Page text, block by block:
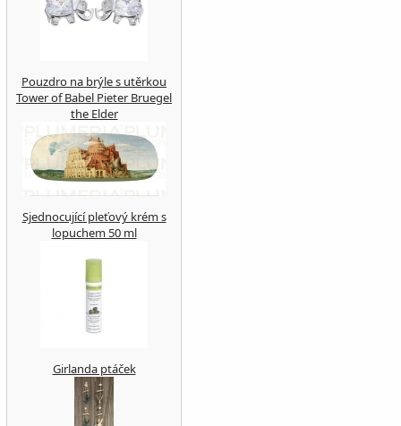
Pouzdro na brýle s utěrkou
Tower of Babel Pieter Bruegel
the Elder
Sjednocující pleťový krém s
lopuchem 50 ml
Girlanda ptáček